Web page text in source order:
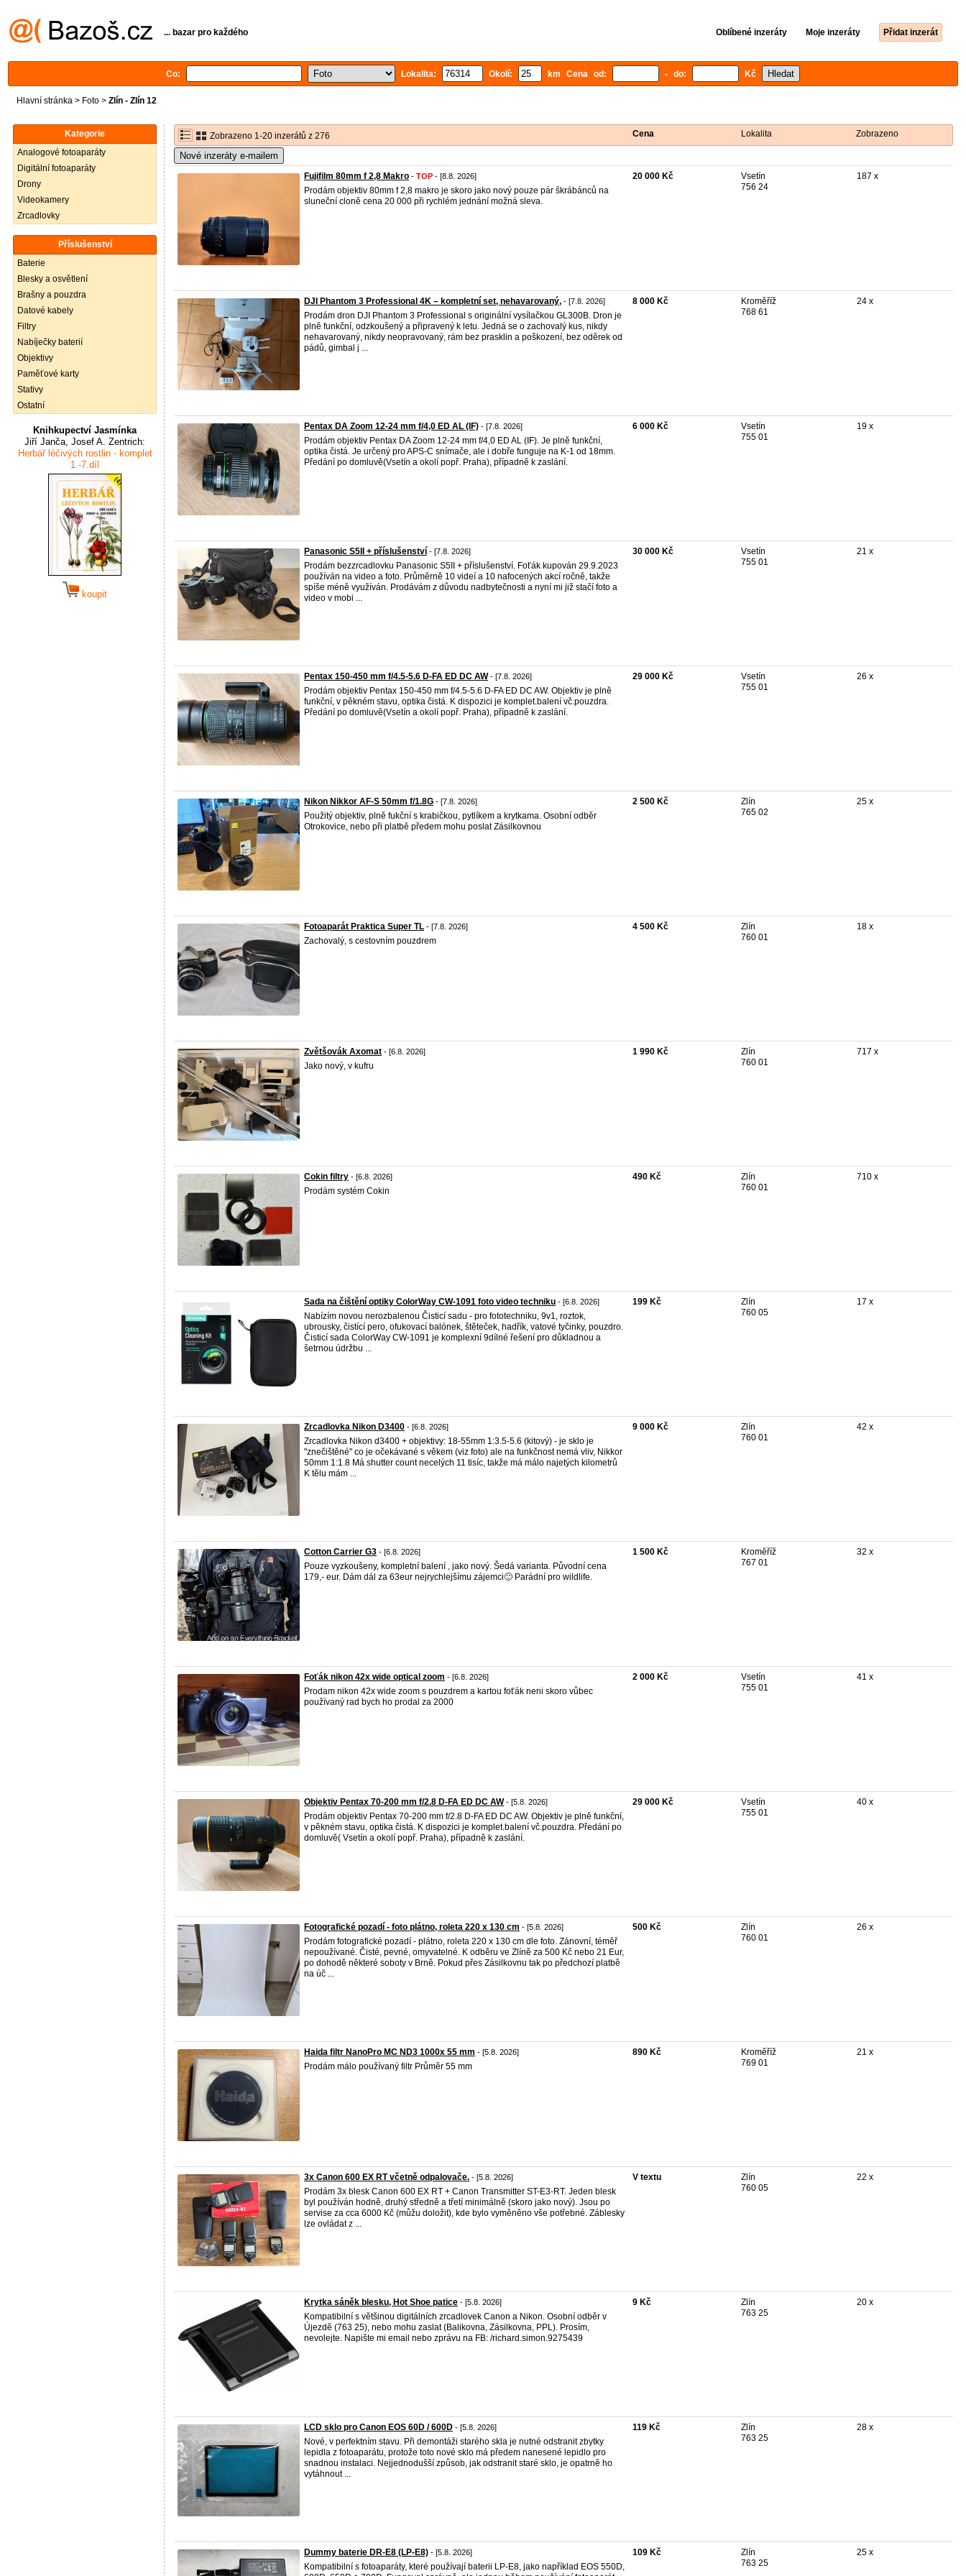
... bazar pro každého Oblíbené inzeráty Moje inzeráty Přidat inzerát
Co: Lokalita: Okolí: km Cena od: - do: Kč
Hlavní stránka > Foto > Zlín - Zlín 12
Kategorie
Analogové fotoaparáty
Digitální fotoaparáty
Drony
Videokamery
Zrcadlovky
Příslušenství
Baterie
Blesky a osvětlení
Brašny a pouzdra
Datové kabely
Filtry
Nabíječky baterií
Objektivy
Paměťové karty
Stativy
Ostatní
Knihkupectví Jasmínka
Jiří Janča, Josef A. Zentrich:
Herbář léčivých rostlin - komplet
1.-7.díl
koupit
Zobrazeno 1-20 inzerátů z 276 Cena Lokalita Zobrazeno
Nové inzeráty e-mailem
Fujifilm 80mm f 2,8 Makro - TOP - [8.8. 2026]
Prodám objektiv 80mm f 2,8 makro je skoro jako nový pouze pár škrábánců na
sluneční cloně cena 20 000 při rychlém jednání možná sleva.
20 000 Kč
Vsetín
756 24
187 x
DJI Phantom 3 Professional 4K – kompletní set, nehavarovaný, - [7.8. 2026]
Prodám dron DJI Phantom 3 Professional s originální vysílačkou GL300B. Dron je
plně funkční, odzkoušený a připravený k letu. Jedná se o zachovalý kus, nikdy
nehavarovaný, nikdy neopravovaný, rám bez prasklin a poškození, bez oděrek od
pádů, gimbal j ...
8 000 Kč
Kroměříž
768 61
24 x
Pentax DA Zoom 12-24 mm f/4,0 ED AL (IF) - [7.8. 2026]
Prodám objektiv Pentax DA Zoom 12-24 mm f/4,0 ED AL (IF). Je plně funkční,
optika čistá. Je určený pro APS-C snímače, ale i dobře funguje na K-1 od 18mm.
Předání po domluvě(Vsetín a okolí popř. Praha), případně k zaslání.
6 000 Kč
Vsetín
755 01
19 x
Panasonic S5II + příslušenství - [7.8. 2026]
Prodám bezzrcadlovku Panasonic S5II + příslušenství. Foťák kupován 29.9.2023
používán na video a foto. Průměrně 10 videí a 10 nafocených akcí ročně, takže
spíše méně využíván. Prodávám z důvodu nadbytečnosti a nyní mi již stačí foto a
video v mobi ...
30 000 Kč
Vsetín
755 01
21 x
Pentax 150-450 mm f/4.5-5.6 D-FA ED DC AW- [7.8. 2026]
Prodám objektiv Pentax 150-450 mm f/4.5-5.6 D-FA ED DC AW. Objektiv je plně
funkční, v pěkném stavu, optika čistá. K dispozici je komplet.balení vč.pouzdra.
Předání po domluvě(Vsetín a okolí popř. Praha), případně k zaslání.
29 000 Kč
Vsetín
755 01
26 x
Nikon Nikkor AF-S 50mm f/1.8G - [7.8. 2026]
Použitý objektiv, plně fukční s krabičkou, pytlíkem a krytkama. Osobní odběr
Otrokovice, nebo při platbě předem mohu poslat Zásilkovnou
2 500 Kč
Zlín
765 02
25 x
Fotoaparát Praktica Super TL - [7.8. 2026]
Zachovalý, s cestovním pouzdrem
4 500 Kč
Zlín
760 01
18 x
Zvětšovák Axomat - [6.8. 2026]
Jako nový, v kufru
1 990 Kč
Zlín
760 01
717 x
Cokin filtry - [6.8. 2026]
Prodám systém Cokin
490 Kč
Zlín
760 01
710 x
Sada na čištění optiky ColorWay CW-1091 foto video techniku - [6.8. 2026]
Nabízím novou nerozbalenou Čisticí sadu - pro fototechniku, 9v1, roztok,
ubrousky, čistící pero, ofukovací balónek, štěteček, hadřík, vatové tyčinky, pouzdro.
Čisticí sada ColorWay CW-1091 je komplexní 9dílné řešení pro důkladnou a
šetrnou údržbu ...
199 Kč
Zlín
760 05
17 x
Zrcadlovka Nikon D3400 - [6.8. 2026]
Zrcadlovka Nikon d3400 + objektivy: 18-55mm 1:3.5-5.6 (kitový) - je sklo je
"znečištěné" co je očekávané s věkem (viz foto) ale na funkčnost nemá vliv, Nikkor
50mm 1:1.8 Má shutter count necelých 11 tisíc, takže má málo najetých kilometrů
K tělu mám ...
9 000 Kč
Zlín
760 01
42 x
Cotton Carrier G3 - [6.8. 2026]
Pouze vyzkoušeny, kompletní balení , jako nový. Šedá varianta. Původní cena
179,- eur. Dám dál za 63eur nejrychlejšímu zájemci🙂 Parádní pro wildlife.
1 500 Kč
Kroměříž
767 01
32 x
Foťák nikon 42x wide optical zoom - [6.8. 2026]
Prodam nikon 42x wide zoom s pouzdrem a kartou foťák neni skoro vůbec
používaný rad bych ho prodal za 2000
2 000 Kč
Vsetín
755 01
41 x
Objektiv Pentax 70-200 mm f/2.8 D-FA ED DC AW- [5.8. 2026]
Prodám objektiv Pentax 70-200 mm f/2.8 D-FA ED DC AW. Objektiv je plně funkční,
v pěkném stavu, optika čistá. K dispozici je komplet.balení vč.pouzdra. Předání po
domluvě( Vsetín a okolí popř. Praha), případně k zaslání.
29 000 Kč
Vsetín
755 01
40 x
Fotografické pozadí - foto plátno, roleta 220 x 130 cm - [5.8. 2026]
Prodám fotografické pozadí - plátno, roleta 220 x 130 cm dle foto. Zánovní, téměř
nepoužívané. Čisté, pevné, omyvatelné. K odběru ve Zlíně za 500 Kč nebo 21 Eur,
po dohodě některé soboty v Brně. Pokud přes Zásilkovnu tak po předchozí platbě
na úč ...
500 Kč
Zlín
760 01
26 x
Haida filtr NanoPro MC ND3 1000x 55 mm - [5.8. 2026]
Prodám málo používaný filtr Průměr 55 mm
890 Kč
Kroměříž
769 01
21 x
3x Canon 600 EX RT včetně odpalovače. - [5.8. 2026]
Prodám 3x blesk Canon 600 EX RT + Canon Transmitter ST-E3-RT. Jeden blesk
byl používán hodně, druhý středně a třetí minimálně (skoro jako nový). Jsou po
servise za cca 6000 Kč (můžu doložit), kde bylo vyměněno vše potřebné. Záblesky
lze ovládat z ...
V textu
Zlín
760 05
22 x
Krytka sáněk blesku, Hot Shoe patice - [5.8. 2026]
Kompatibilní s většinou digitálních zrcadlovek Canon a Nikon. Osobní odběr v
Újezdě (763 25), nebo mohu zaslat (Balikovna, Zásilkovna, PPL). Prosím,
nevolejte. Napište mi email nebo zprávu na FB: /richard.simon.9275439
9 Kč
Zlín
763 25
20 x
LCD sklo pro Canon EOS 60D / 600D - [5.8. 2026]
Nové, v perfektním stavu. Při demontáži starého skla je nutné odstranit zbytky
lepidla z fotoaparátu, protože toto nové sklo má předem nanesené lepidlo pro
snadnou instalaci. Nejjednodušší způsob, jak odstranit staré sklo, je opatrně ho
vytáhnout ...
119 Kč
Zlín
763 25
28 x
Dummy baterie DR-E8 (LP-E8) - [5.8. 2026]
Kompatibilní s fotoaparáty, které používají baterii LP-E8, jako například EOS 550D,
109 Kč
Zlín
763 25
25 x